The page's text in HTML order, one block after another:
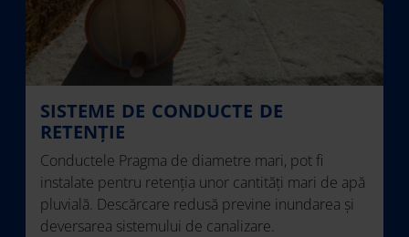
SISTEME DE CONDUCTE DE
RETENȚIE
Conductele Pragma de diametre mari, pot fi
instalate pentru retenția unor cantități mari de apă
pluvială. Descărcare redusă previne inundarea și
deversarea sistemului de canalizare.